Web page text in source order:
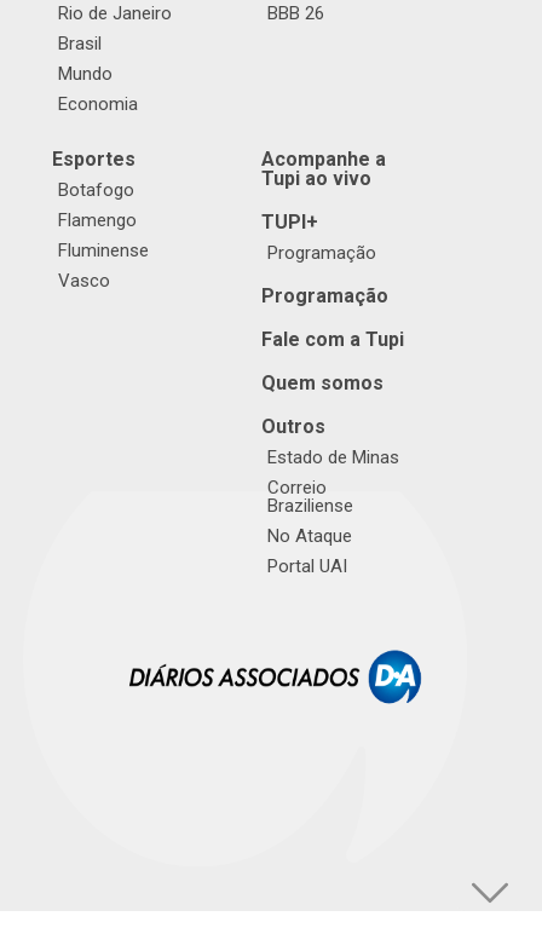
Rio de Janeiro
Brasil
Mundo
Economia
BBB 26
Esportes
Botafogo
Flamengo
Fluminense
Vasco
Acompanhe a
Tupi ao vivo
TUPI+
Programação
Programação
Fale com a Tupi
Quem somos
Outros
Estado de Minas
Correio
Braziliense
No Ataque
Portal UAI